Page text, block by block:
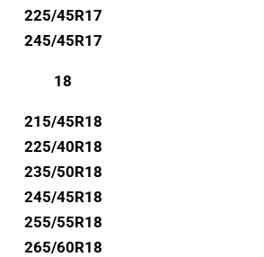
225/45R17
245/45R17
18
215/45R18
225/40R18
235/50R18
245/45R18
255/55R18
265/60R18